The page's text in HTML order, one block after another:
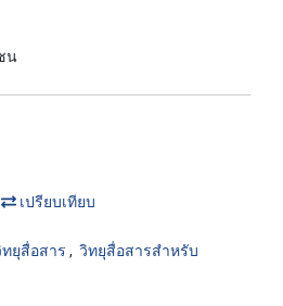
น
เปรียบเทียบ
ยุสื่อสาร , วิทยุสื่อสารสำหรับ